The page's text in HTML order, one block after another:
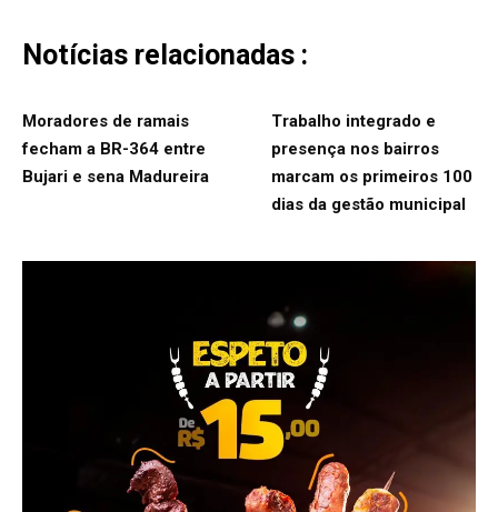
Notícias relacionadas :
Moradores de ramais
fecham a BR-364 entre
Bujari e sena Madureira
Trabalho integrado e
presença nos bairros
marcam os primeiros 100
dias da gestão municipal